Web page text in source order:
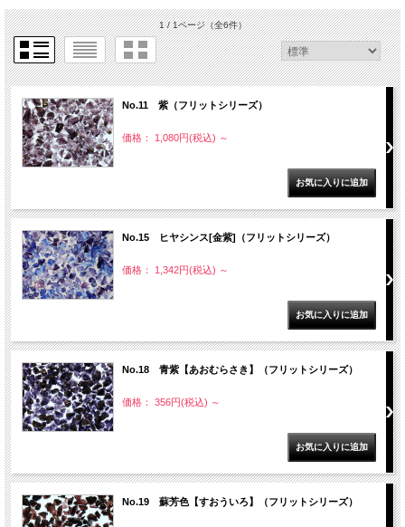
1 / 1ページ（全6件）
No.11 紫（フリットシリーズ）
価格： 1,080円(税込) ～
No.15 ヒヤシンス[金紫]（フリットシリーズ）
価格： 1,342円(税込) ～
No.18 青紫【あおむらさき】（フリットシリーズ）
価格： 356円(税込) ～
No.19 蘇芳色【すおういろ】（フリットシリーズ）